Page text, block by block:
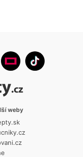
weby